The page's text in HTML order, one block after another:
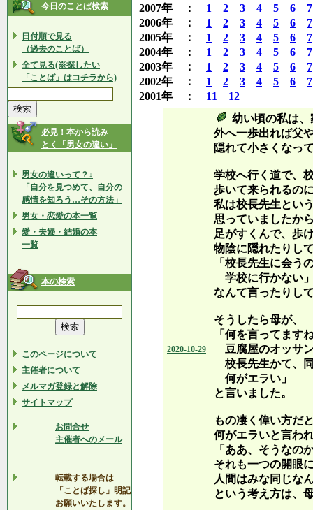
今日のことば検索
日付順で見る
（過去のことば）
全て見る(※探したい
「ことば」はコチラから)
必見！本から読み
とく「男女の違い」
男女の違いって？↓
「自分を見つめて、自分の
感情を知ろう…その方法」
男女・恋愛の本一覧
愛・夫婦・結婚の本
一覧
本の検索
このページについて
主催者について
メルマガ登録と解除
サイトマップ
お問合せ
主催者へのメール
転載する場合は
「ことば探し」明記
お願いいたします。
2007年 ： 1 2 3 4 5 6
7
2006年 ： 1 2 3 4 5 6
7
2005年 ： 1 2 3 4 5 6
7
2004年 ： 1 2 3 4 5 6
7
2003年 ： 1 2 3 4 5 6
7
2002年 ： 1 2 3 4 5 6
7
2001年 ： 11 12
2020-10-29
幼い頃の私は
外へ一歩出れば父
隠れて小さくなっ
学校へ行く道で、
歩いて来られるの
私は校長先生とい
思っていましたか
足がすくんで、歩
物陰に隠れたりし
「校長先生に会う
学校に行かない
なんて言ったりし
そうしたら母が、
「何を言ってます
豆腐屋のオッサ
校長先生かて、
何がエラい」
と言いました。
もの凄く偉い方だ
何がエラいと言わ
「ああ、そうなの
それも一つの開眼
人間はみな同じな
という考え方は、